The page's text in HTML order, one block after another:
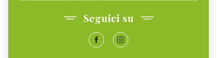
Seguici su